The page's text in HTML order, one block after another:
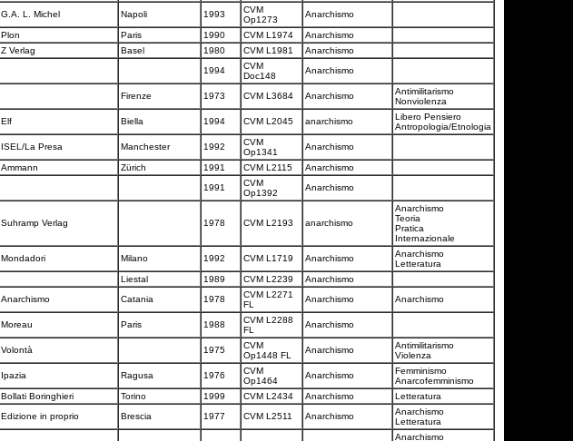
G.A. L. Michel Napoli 1993
CVM
Op1273
Anarchismo
Plon Paris 1990 CVM L1974
Anarchismo
Z Verlag Basel 1980 CVM L1981
Anarchismo
1994
CVM
Doc148
Anarchismo
Firenze 1973 CVM L3684 Anarchismo
Antimilitarismo
Nonviolenza
Elf Biella 1994 CVM L2045 anarchismo
Libero Pensiero
Antropologia/Etnologia
ISEL/La Presa Manchester 1992
CVM
Op1341
Anarchismo
Ammann Zürich 1991 CVM L2115
Anarchismo
1991
CVM
Op1392
Anarchismo
Suhramp Verlag 1978 CVM L2193 anarchismo
Anarchismo
Teoria
Pratica
Internazionale
Mondadori Milano 1992 CVM L1719 Anarchismo
Anarchismo
Letteratura
Liestal 1989 CVM L2239
Anarchismo
Anarchismo Catania 1978
CVM L2271
FL
Anarchismo Anarchismo
Moreau Paris 1988
CVM L2288
FL
Anarchismo
Volontà 1975
CVM
Op1448 FL
Anarchismo
Antimilitarismo
Violenza
Ipazia Ragusa 1976
CVM
Op1464
Anarchismo
Femminismo
Anarcofemminismo
Bollati Boringhieri Torino 1999 CVM L2434 Anarchismo
Letteratura
Edizione in proprio Brescia 1977 CVM L2511 Anarchismo
Anarchismo
Letteratura
Anarchismo